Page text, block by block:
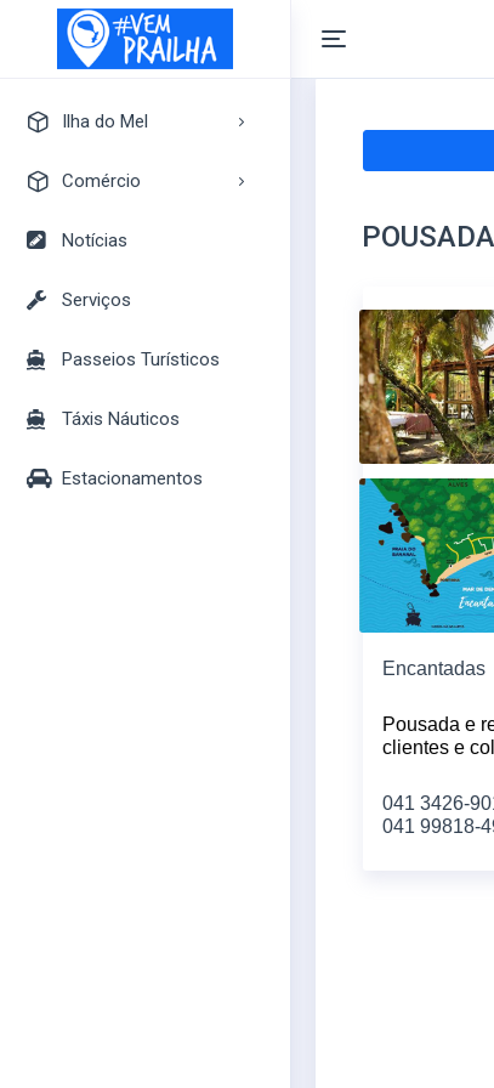
Ilha do Mel
A Ilha do Mel
Comércio
Pousadas
Casas
Mercados
Notícias
Serviços
Passeios Turísticos
Táxis Náuticos
Estacionamentos
Encantadas
Pousada e
clientes e
041 3426-
041 99818-